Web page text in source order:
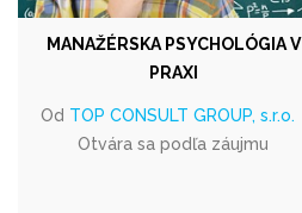
MANAŽÉRSKA PSYCHOLÓGIA V
PRAXI
Od TOP CONSULT GROUP, s.r.o.
Otvára sa podľa záujmu